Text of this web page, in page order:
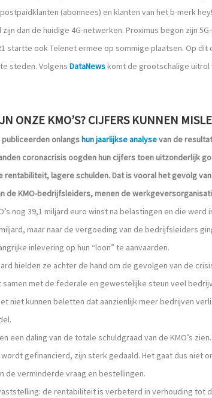
(abonnees) en klanten van het b-merk
dan de huidige 4G-netwerken. Proximus begon zijn
startte ook Telenet ermee op sommige plaatsen. Op dit
steden. Volgens DataNewskomt de grootschalige uitrol
ONZE KMO’S? CIJFERS KUNNEN
publiceerden onlangshun jaarlijkse analysevan de
coronacrisis oogden hun cijfers toen uitzonderlijk
rentabiliteit, lagere schulden. Dat is vooral het gevolg
de KMO-bedrijfsleiders, menen de
nog 39,1 miljard euro winst na belastingen en die
maar naar de vergoeding van de bedrijfsleiders
inlevering op hun “loon” te aanvaarden.
hielden ze achter de hand om de gevolgen van de
samen met de federale en gewestelijke steun veel
niet kunnen beletten dat aanzienlijk meer bedrijven
een daling van de totale schuldgraad van de KMO’s
gefinancierd, zijn sterk gedaald. Het gaat dus niet
de verminderde vraag en bestellingen.
de rentabiliteit is verbeterd in verhouding tot